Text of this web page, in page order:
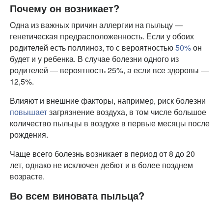
Почему он возникает?
Одна из важных причин аллергии на пыльцу —
генетическая предрасположенность. Если у обоих
родителей есть поллиноз, то с вероятностью50%он
будет и у ребенка. В случае болезни одного из
родителей — вероятность 25%, а если все здоровы —
12,5%.
Влияют и внешние факторы, например, риск болезни
повышаетзагрязнение воздуха, в том числе большое
количество пыльцы в воздухе в первые месяцы после
рождения.
Чаще всего болезнь возникает в период от 8 до 20
лет, однако не исключен дебют и в более позднем
возрасте.
Во всем виновата пыльца?